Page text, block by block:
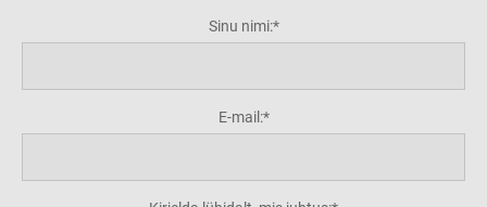
Sinu nimi:
E-mail: